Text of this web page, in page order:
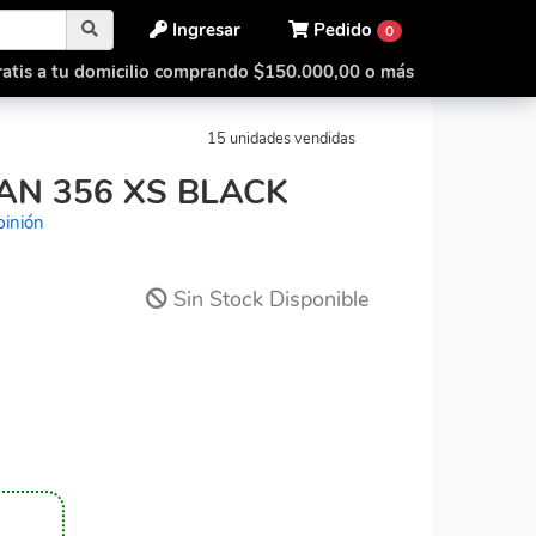
Pedido 0
Ingresar
a tu domicilio comprando $150.000,00 o más
Cubo Rubik Gan 356 XS Black
15 unidades vendidas
356 XS BLACK
Sin Stock Disponible